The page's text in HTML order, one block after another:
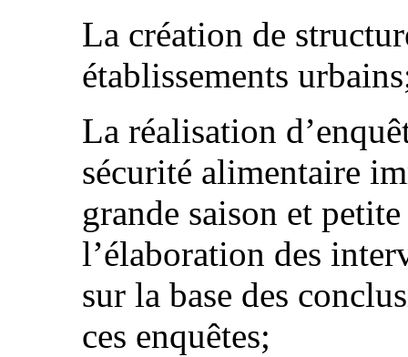
La création de
établissements
La réalisation
sécurité alimentaire
grande saison et
l’élaboration des
sur la base des
ces enquêtes;